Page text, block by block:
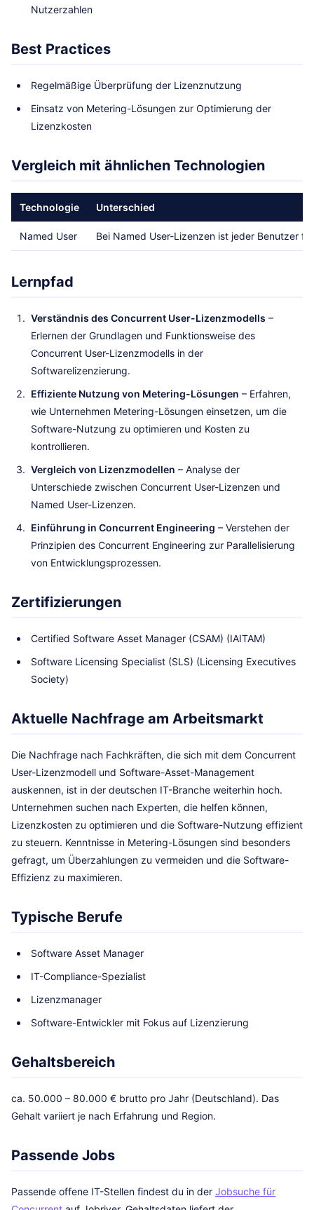
Nutzerzahlen
Best Practices
Regelmäßige Überprüfung der Lizenznutzung
Einsatz von Metering-Lösungen zur Optimierung der
Lizenzkosten
Vergleich mit ähnlichen Technologien
Technologie Unterschied
Named User Bei Named User-Lizenzen ist jeder Benutzer
Lernpfad
Verständnis des Concurrent User-Lizenzmodells –
Erlernen der Grundlagen und Funktionsweise des
Concurrent User-Lizenzmodells in der
Softwarelizenzierung.
Effiziente Nutzung von Metering-Lösungen – Erfahren,
wie Unternehmen Metering-Lösungen einsetzen, um die
Software-Nutzung zu optimieren und Kosten zu
kontrollieren.
Vergleich von Lizenzmodellen – Analyse der
Unterschiede zwischen Concurrent User-Lizenzen und
Named User-Lizenzen.
Einführung in Concurrent Engineering – Verstehen der
Prinzipien des Concurrent Engineering zur Parallelisierung
von Entwicklungsprozessen.
Zertifizierungen
Certified Software Asset Manager (CSAM) (IAITAM)
Software Licensing Specialist (SLS) (Licensing Executives
Society)
Aktuelle Nachfrage am Arbeitsmarkt
Die Nachfrage nach Fachkräften, die sich mit dem Concurrent
User-Lizenzmodell und Software-Asset-Management
auskennen, ist in der deutschen IT-Branche weiterhin hoch.
Unternehmen suchen nach Experten, die helfen können,
Lizenzkosten zu optimieren und die Software-Nutzung effizient
zu steuern. Kenntnisse in Metering-Lösungen sind besonders
gefragt, um Überzahlungen zu vermeiden und die Software-
Effizienz zu maximieren.
Typische Berufe
Software Asset Manager
IT-Compliance-Spezialist
Lizenzmanager
Software-Entwickler mit Fokus auf Lizenzierung
Gehaltsbereich
ca. 50.000 – 80.000 € brutto pro Jahr (Deutschland). Das
Gehalt variiert je nach Erfahrung und Region.
Passende Jobs
Passende offene IT-Stellen findest du in der Jobsuche für